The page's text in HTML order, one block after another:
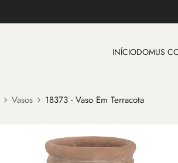
INÍCIODOMUS
Vasos 18373 - Vaso Em Terracota